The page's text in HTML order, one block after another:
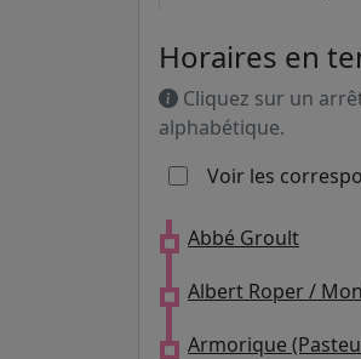
Horaires en
Cliquez sur un
alphabétique.
Voir les
Abbé Groult
Albert Roper /
Armorique